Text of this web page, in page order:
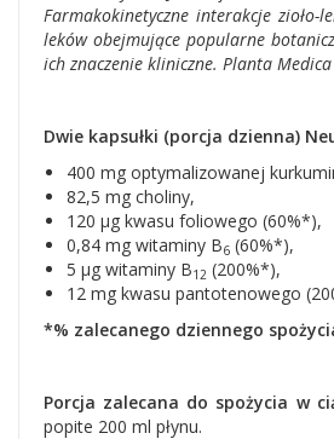
Farmakokinetyczne interakcje zioło-
leków obejmujące popularne
ich znaczenie kliniczne. Planta
Dwie kapsułki (porcja dzienna)
400 mg optymalizowanej
82,5 mg choliny,
120 μg kwa­su foliowego (60%*),
0,84 mg witaminy B6 (60%*),
5 μg witaminy B12 (200%*),
12 mg kwasu pantotenowego
*% zalecanego dziennego
Porcja zalecana do spożycia w
popite 200 ml płynu.